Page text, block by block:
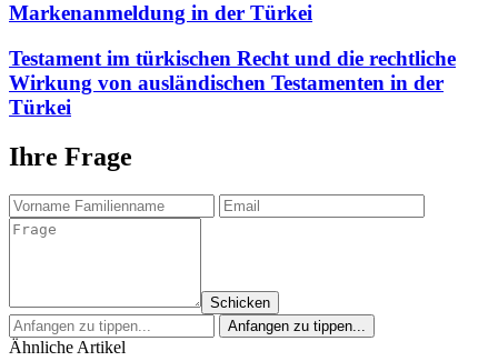
Markenanmeldung in der Türkei
Testament im türkischen Recht und die rechtliche
Wirkung von ausländischen Testamenten in der
Türkei
Ihre Frage
Schicken
Ähnliche Artikel